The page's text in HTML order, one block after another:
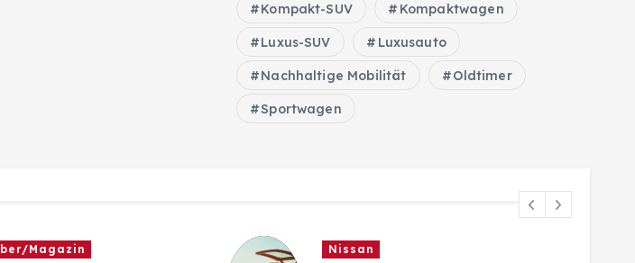
Kompakt-SUV Kompaktwagen
Luxus-SUV Luxusauto
Nachhaltige Mobilität Oldtimer
Sportwagen
Magazin Nissan